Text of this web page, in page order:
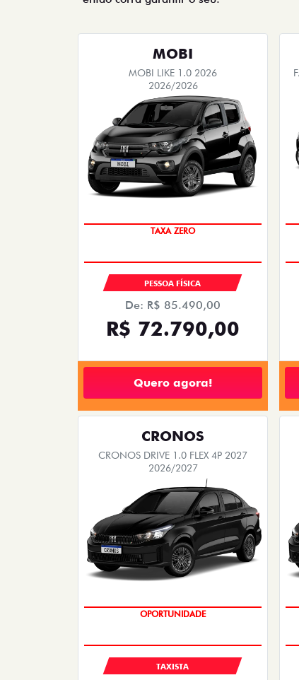
MOBI
MOBI LIKE 1.0 2026
2026/2026
PREÇO IMPERDÍVEL
PESSOA FÍSICA
De: R$ 85.490,00
R$ 72.790,00
Quero agora!
CRONOS
CRONOS DRIVE 1.0 FLEX 4P 2027
2026/2027
OPORTUNIDADE
TAXISTA